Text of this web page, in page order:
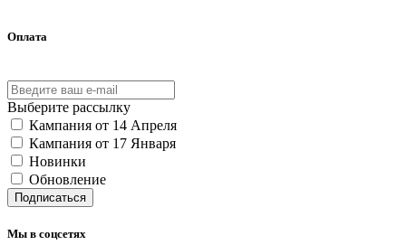
Оплата
Выберите рассылку
Кампания от 14 Апреля
Кампания от 17 Января
Новинки
Обновление
Подписаться
Мы в соцсетях